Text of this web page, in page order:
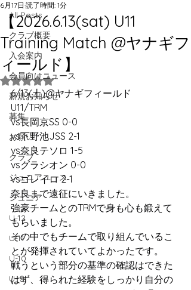
All Posts
クラブ概要
入会案内
会員向けニュース
新規お知らせ
募集
お願い
クラブ
ジュニアユース
ジュニア
U-12
U-11
U-10
U-９
【2026.6.13(sat) U11
Training Match @ヤナギフ
ィールド】
6月17日 読了時間: 1分
5つ星のうちNaNと評価されています。
6/13(土)@ヤナギフィールド
U11/TRM
vs長岡京SS 0-0
vs下野池JSS 2-1
vs奈良テソロ 1-5
vsグラシオン 0-0
vsゴレイロ 2-1
奈良まで遠征にいきました。
強豪チームとのTRMで身も心も鍛えて
もらいました。
その中でもチームで取り組んでいるこ
とが発揮されていてよかったです。
戦うという部分の基準の確認はできた
はず、得られた経験をしっかり自分の